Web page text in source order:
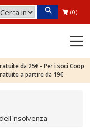
(0)
da 25€ - Per i soci Coop
a partire da 19€.